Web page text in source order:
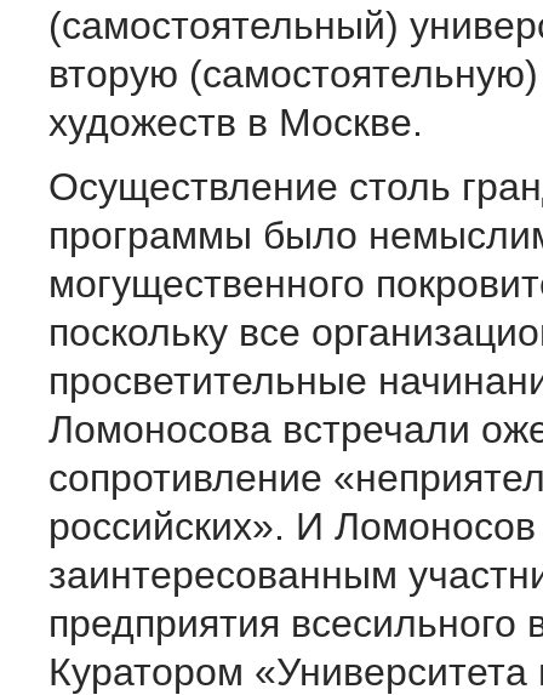
(самостоятельный)
вторую
художеств в Москве.
Осуществление столь
программы было
могущественного
поскольку все
просветительные
Ломоносова встречали
сопротивление
российских». И
заинтересованным
предприятия всесильного
Куратором